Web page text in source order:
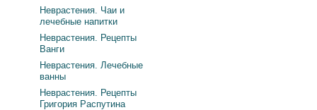
Неврастения. Чаи и
лечебные напитки
Неврастения. Рецепты
Ванги
Неврастения. Лечебные
ванны
Неврастения. Рецепты
Григория Распутина